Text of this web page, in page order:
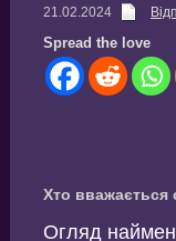
21.02.2024
Spread the love
Хто вважається
Огляд